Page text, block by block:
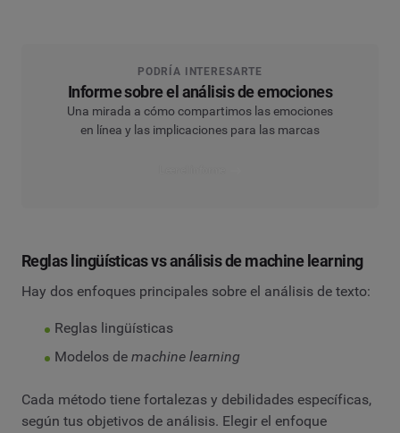
PODRÍA INTERESARTE
Informe sobre el análisis de emociones
Una mirada a cómo compartimos las emociones
en línea y las implicaciones para las marcas
Reglas lingüísticas vs análisis de machine learning
Hay dos enfoques principales sobre el análisis de texto:
Reglas lingüísticas
Modelos de machine learning
Cada método tiene fortalezas y debilidades específicas,
según tus objetivos de análisis. Elegir el enfoque